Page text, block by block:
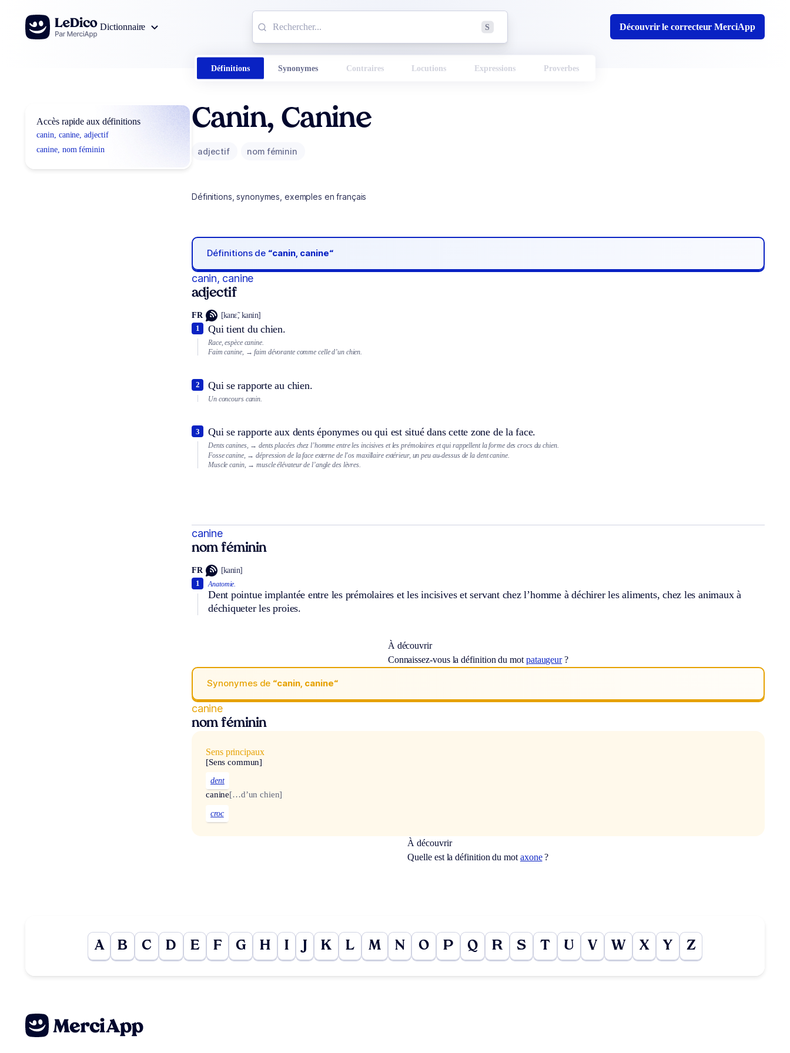
Aller au contenu
Dictionnaire
S Découvrir le correcteur MerciApp
Définitions Synonymes Contraires Locutions Expressions Proverbes
Accès rapide aux définitions
canin, canine, adjectif
canine, nom féminin
Canin, Canine
adjectif nom féminin
Définitions, synonymes, exemples en français
Définitions de “canin, canine“
canin, canine
adjectif
FR [kanɛ̃, kanin]
Qui tient du chien.
1
Race, espèce canine.
Faim canine, → faim dévorante comme celle d’un chien.
Qui se rapporte au chien.
2
Un concours canin.
Qui se rapporte aux dents éponymes ou qui est situé dans cette zone de la face.
3
Dents canines, → dents placées chez l’homme entre les incisives et les prémolaires et qui rappellent la forme des crocs du chien.
Fosse canine, → dépression de la face externe de l’os maxillaire extérieur, un peu au-dessus de la dent canine.
Muscle canin, → muscle élévateur de l’angle des lèvres.
canine
nom féminin
FR [kanin]
Anatomie.
Dent pointue implantée entre les prémolaires et les incisives et servant chez l’homme à déchirer les aliments, chez les animaux à
déchiqueter les proies.
1
À découvrir
Connaissez-vous la définition du mot pataugeur?
Synonymes de “canin, canine“
canine
nom féminin
Sens principaux
[Sens commun]
dent
canine[…d’un chien]
croc
À découvrir
Quelle est la définition du mot axone?
A B C D E F G H I J K L M N O P Q R S T U V W X Y Z